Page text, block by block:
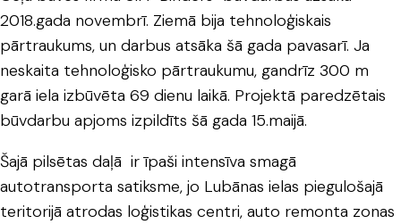
2018.gada novembrī. Ziemā bija tehnoloģiskais
pārtraukums, un darbus atsāka šā gada pavasarī. Ja
neskaita tehnoloģisko pārtraukumu, gandrīz 300 m
garā iela izbūvēta 69 dienu laikā. Projektā paredzētais
būvdarbu apjoms izpildīts šā gada 15.maijā.
Šajā pilsētas daļā ir īpaši intensīva smagā
autotransporta satiksme, jo Lubānas ielas piegulošajā
teritorijā atrodas loģistikas centri, auto remonta zonas